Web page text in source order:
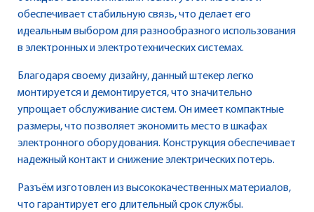
обеспечивает стабильную связь, что делает его
идеальным выбором для разнообразного использования
в электронных и электротехнических системах.
Благодаря своему дизайну, данный штекер легко
монтируется и демонтируется, что значительно
упрощает обслуживание систем. Он имеет компактные
размеры, что позволяет экономить место в шкафах
электронного оборудования. Конструкция обеспечивает
надежный контакт и снижение электрических потерь.
Разъём изготовлен из высококачественных материалов,
что гарантирует его длительный срок службы.